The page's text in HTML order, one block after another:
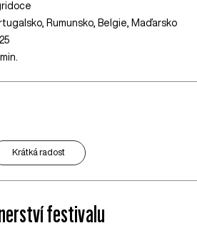
, Rumunsko, Belgie, Maďarsko
Krátká radost
festivalu